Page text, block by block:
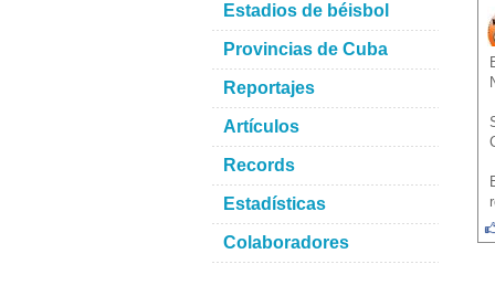
Estadios de béisbol
Provincias de Cuba
Reportajes
Artículos
Records
Estadísticas
Colaboradores